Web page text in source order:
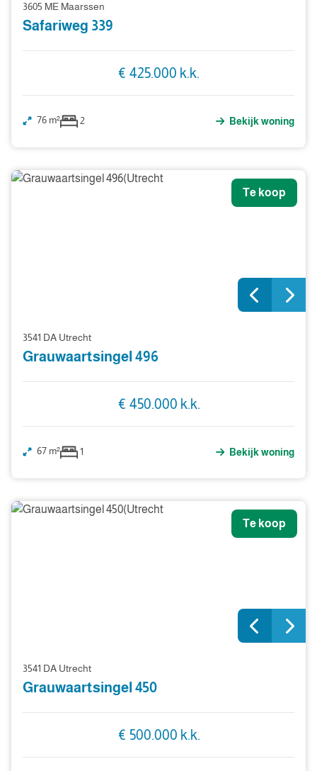
3605 ME Maarssen
Safariweg 339
€ 425.000 k.k.
76 m² 2 Bekijk woning
Te koop
3541 DA Utrecht
Grauwaartsingel 496
€ 450.000 k.k.
67 m² 1 Bekijk woning
Te koop
3541 DA Utrecht
Grauwaartsingel 450
€ 500.000 k.k.